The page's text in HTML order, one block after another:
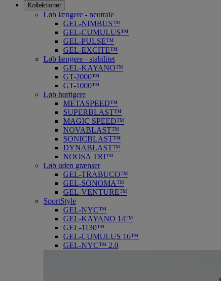
Kollektioner
Løb længere - neutrale
GEL-NIMBUS™
GEL-CUMULUS™
GEL-PULSE™
GEL-EXCITE™
Løb længere - stabilitet
GEL-KAYANO™
GT-2000™
GT-1000™
Løb hurtigere
METASPEED™
SUPERBLAST™
MAGIC SPEED™
NOVABLAST™
SONICBLAST™
DYNABLAST™
NOOSA TRI™
Løb uden grænser
GEL-TRABUCO™
GEL-SONOMA™
GEL-VENTURE™
SportStyle
GEL-NYC™
GEL-KAYANO 14™
GEL-1130™
GEL-CUMULUS 16™
GEL-NYC™ 2.0